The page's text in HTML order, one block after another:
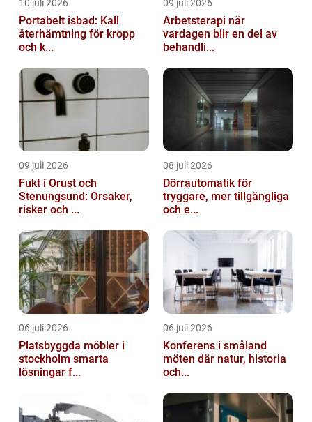
10 juli 2026
Portabelt isbad: Kall
återhämtning för kropp
och k...
09 juli 2026
Arbetsterapi när
vardagen blir en del av
behandli...
09 juli 2026
Fukt i Orust och
Stenungsund: Orsaker,
risker och ...
08 juli 2026
Dörrautomatik för
tryggare, mer tillgängliga
och e...
06 juli 2026
Platsbyggda möbler i
stockholm smarta
lösningar f...
06 juli 2026
Konferens i småland
möten där natur, historia
och...